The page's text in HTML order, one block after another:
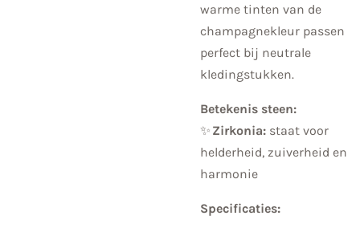
warme tinten van de
champagnekleur passen
perfect bij neutrale
kledingstukken.
Betekenis steen:
✨ Zirkonia: staat voor
helderheid, zuiverheid en
harmonie
Specificaties: